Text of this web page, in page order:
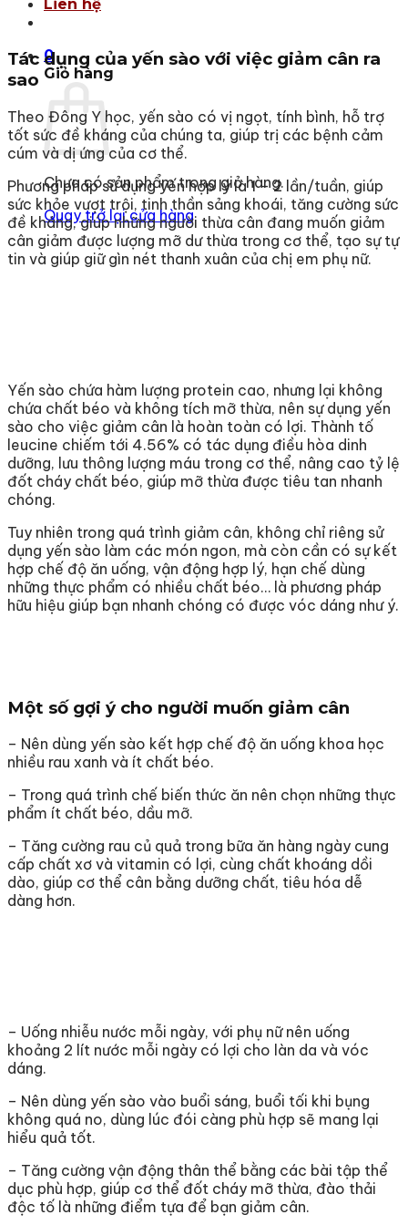
Liên hệ
0
Giỏ hàng
Chưa có sản phẩm trong giỏ hàng.
Quay trở lại cửa hàng
Tác dụng của yến sào với việc giảm cân ra
sao
Theo Đông Y học, yến sào có vị ngọt, tính bình, hỗ trợ
tốt sức đề kháng của chúng ta, giúp trị các bệnh cảm
cúm và dị ứng của cơ thể.
Phương pháp sử dụng yến hợp lý là 1 – 2 lần/tuần, giúp
sức khỏe vượt trội, tinh thần sảng khoái, tăng cường sức
đề kháng, giúp những người thừa cân đang muốn giảm
cân giảm được lượng mỡ dư thừa trong cơ thể, tạo sự tự
tin và giúp giữ gìn nét thanh xuân của chị em phụ nữ.
Yến sào chứa hàm lượng protein cao, nhưng lại không
chứa chất béo và không tích mỡ thừa, nên sự dụng yến
sào cho việc giảm cân là hoàn toàn có lợi. Thành tố
leucine chiếm tới 4.56% có tác dụng điều hòa dinh
dưỡng, lưu thông lượng máu trong cơ thể, nâng cao tỷ lệ
đốt cháy chất béo, giúp mỡ thừa được tiêu tan nhanh
chóng.
Tuy nhiên trong quá trình giảm cân, không chỉ riêng sử
dụng yến sào làm các món ngon, mà còn cần có sự kết
hợp chế độ ăn uống, vận động hợp lý, hạn chế dùng
những thực phẩm có nhiều chất béo… là phương pháp
hữu hiệu giúp bạn nhanh chóng có được vóc dáng như ý.
Một số gợi ý cho người muốn giảm cân
– Nên dùng yến sào kết hợp chế độ ăn uống khoa học
nhiều rau xanh và ít chất béo.
– Trong quá trình chế biến thức ăn nên chọn những thực
phẩm ít chất béo, dầu mỡ.
– Tăng cường rau củ quả trong bữa ăn hàng ngày cung
cấp chất xơ và vitamin có lợi, cùng chất khoáng dồi
dào, giúp cơ thể cân bằng dưỡng chất, tiêu hóa dễ
dàng hơn.
– Uống nhiễu nước mỗi ngày, với phụ nữ nên uống
khoảng 2 lít nước mỗi ngày có lợi cho làn da và vóc
dáng.
– Nên dùng yến sào vào buổi sáng, buổi tối khi bụng
không quá no, dùng lúc đói càng phù hợp sẽ mang lại
hiểu quả tốt.
– Tăng cường vận động thân thể bằng các bài tập thể
dục phù hợp, giúp cơ thể đốt cháy mỡ thừa, đào thải
độc tố là những điểm tựa để bạn giảm cân.